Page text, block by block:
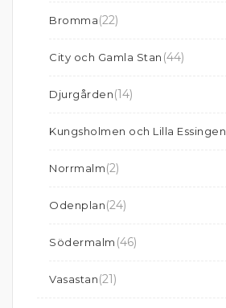
Bromma(22)
City och Gamla Stan (44)
Djurgården(14)
Kungsholmen och Lilla Essingen
Norrmalm(2)
Odenplan(24)
Södermalm (46)
Vasastan(21)